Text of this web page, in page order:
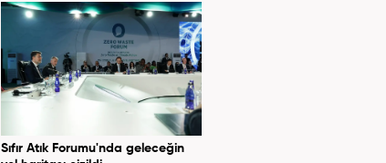
Sıfır Atık Forumu'nda geleceğin